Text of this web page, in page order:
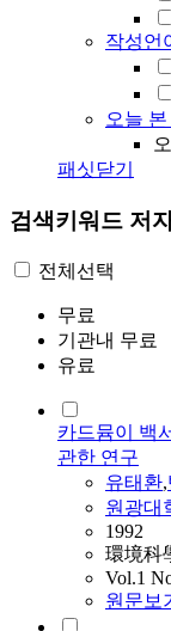
작성언
오늘 본
패싯닫기
검색키워드 저
전체선택
무료
기관내 무료
유료
카드뮴이 백
관한 연구
유태환,
원광대
1992
環境科
Vol.1
원문보